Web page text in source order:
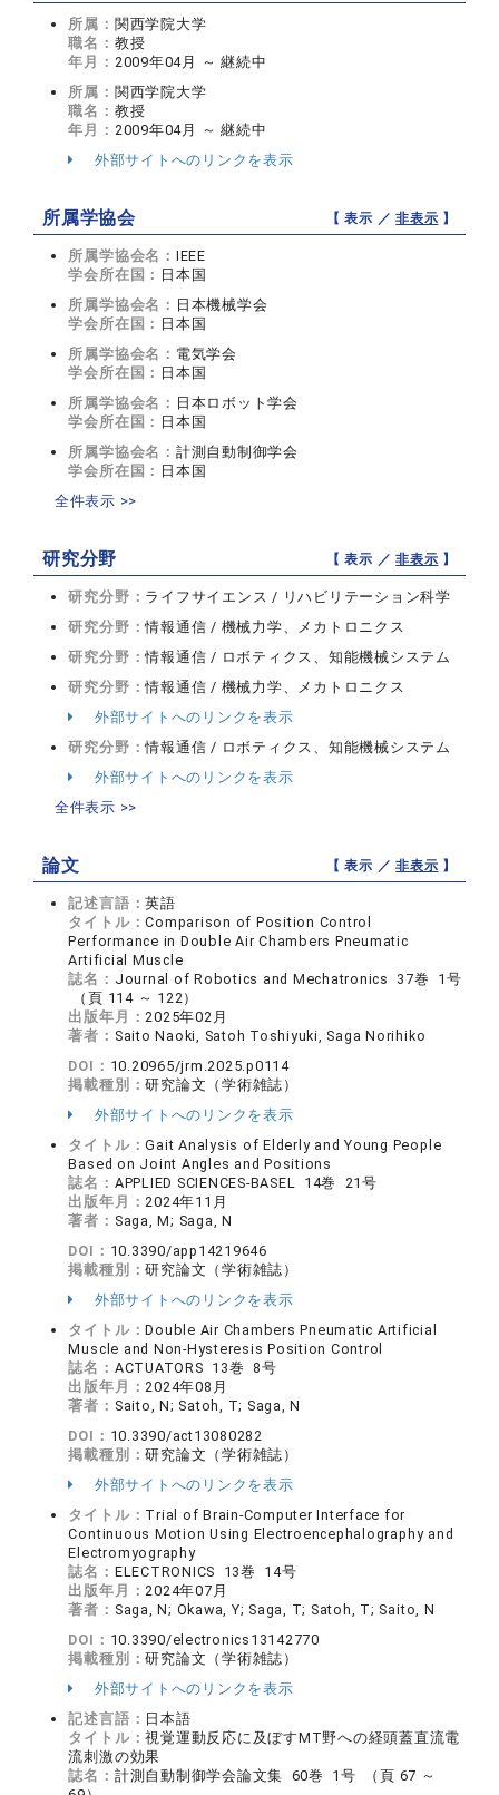
所属： 関西学院大学
職名： 教授
年月： 2009年04月 ～ 継続中
所属： 関西学院大学
職名： 教授
年月： 2009年04月 ～ 継続中
外部サイトへのリンクを表示
所属学協会 【 表示 ／非表示 】
所属学協会名： IEEE
学会所在国： 日本国
所属学協会名： 日本機械学会
学会所在国： 日本国
所属学協会名： 電気学会
学会所在国： 日本国
所属学協会名： 日本ロボット学会
学会所在国： 日本国
所属学協会名： 計測自動制御学会
学会所在国： 日本国
全件表示 >>
研究分野 【 表示 ／非表示 】
研究分野： ライフサイエンス / リハビリテーション科学
研究分野：情報通信 / 機械力学、メカトロニクス
研究分野：情報通信 / ロボティクス、知能機械システム
研究分野：情報通信 / 機械力学、メカトロニクス
外部サイトへのリンクを表示
研究分野：情報通信 / ロボティクス、知能機械システム
外部サイトへのリンクを表示
全件表示 >>
論文 【 表示 ／非表示 】
記述言語：英語
タイトル：Comparison of Position Control
Performance in Double Air Chambers Pneumatic
Artificial Muscle
誌名： Journal of Robotics and Mechatronics 37巻 1号
（頁 114 ～ 122）
出版年月：2025年02月
著者： Saito Naoki, Satoh Toshiyuki, Saga Norihiko
DOI： 10.20965/jrm.2025.p0114
掲載種別：研究論文（学術雑誌）
外部サイトへのリンクを表示
タイトル：Gait Analysis of Elderly and Young People
Based on Joint Angles and Positions
誌名： APPLIED SCIENCES-BASEL 14巻 21号
出版年月：2024年11月
著者： Saga, M; Saga, N
DOI： 10.3390/app14219646
掲載種別：研究論文（学術雑誌）
外部サイトへのリンクを表示
タイトル：Double Air Chambers Pneumatic Artificial
Muscle and Non-Hysteresis Position Control
誌名： ACTUATORS 13巻 8号
出版年月：2024年08月
著者： Saito, N; Satoh, T; Saga, N
DOI： 10.3390/act13080282
掲載種別：研究論文（学術雑誌）
外部サイトへのリンクを表示
タイトル： Trial of Brain-Computer Interface for
Continuous Motion Using Electroencephalography and
Electromyography
誌名： ELECTRONICS 13巻 14号
出版年月：2024年07月
著者： Saga, N; Okawa, Y; Saga, T; Satoh, T; Saito, N
DOI： 10.3390/electronics13142770
掲載種別：研究論文（学術雑誌）
外部サイトへのリンクを表示
記述言語： 日本語
タイトル：視覚運動反応に及ぼすMT野への経頭蓋直流電
流刺激の効果
誌名： 計測自動制御学会論文集 60巻 1号 （頁 67 ～